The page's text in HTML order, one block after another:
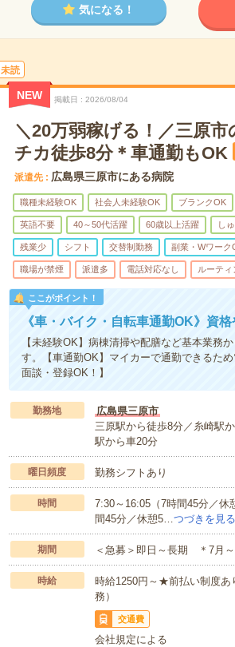
気になる！
未読
NEW 掲載日 2026/08/04
＼20万弱稼げる！／三原
チカ徒歩8分＊車通勤もOK
派遣先 広島県三原市にある病院
職種未経験OK 社会人未経験OK ブランクOK
英語不要 40～50代活躍 60歳以上活躍 し
残業少 シフト 交替制勤務 副業・Wワーク
職場が禁煙 派遣多 電話対応なし ルーティ
ここがポイント！
《車・バイク・自転車通勤OK》資
【未経験OK】病棟清掃や配膳など基本業務
す。【車通勤OK】マイカーで通勤できるた
面談・登録OK！】
勤務地
広島県三原市
三原駅から徒歩8分／糸崎駅
駅から車20分
曜日頻度 勤務シフトあり
時間
7:30～16:05（7時間45分／休
間45分／休憩5… つづきを見る
期間 ＜急募＞即日～長期 ＊7月
時給
時給1250円～★前払い制度あ
務）
交通費
会社規定による